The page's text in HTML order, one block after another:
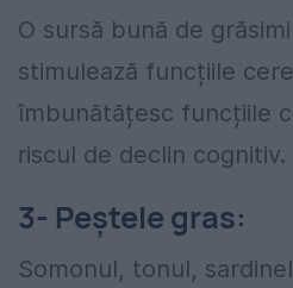
O sursă bună de
stimulează funcțiile
îmbunătățesc funcțiile
riscul de declin cognitiv.
3- Peștele gras:
Somonul, tonul,